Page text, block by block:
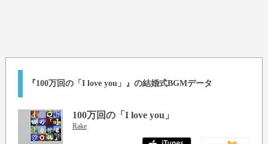
『100万回の「I love you」』の結婚式BGMデータ
100万回の「I love you」
Rake